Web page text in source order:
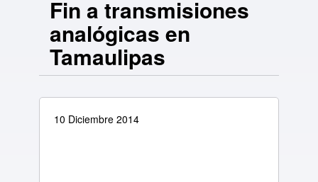
Fin a transmisiones
analógicas en
Tamaulipas
10 Diciembre 2014